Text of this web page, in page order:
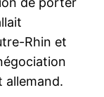
Rhin et
allemand.